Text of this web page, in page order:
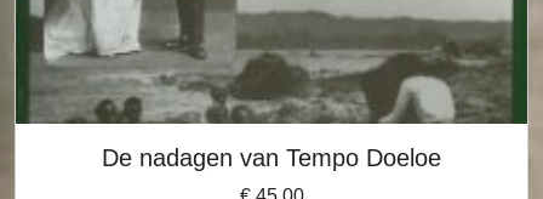
De nadagen van Tempo Doeloe